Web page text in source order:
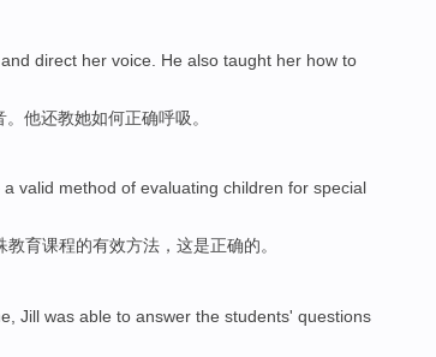
and direct her voice He also taught her how to
。 他还教她如何正确呼吸 。
a valid method of evaluating children for special
教育课程的有效方法 ，这是正确的。
Jill was able to answer the students' questions